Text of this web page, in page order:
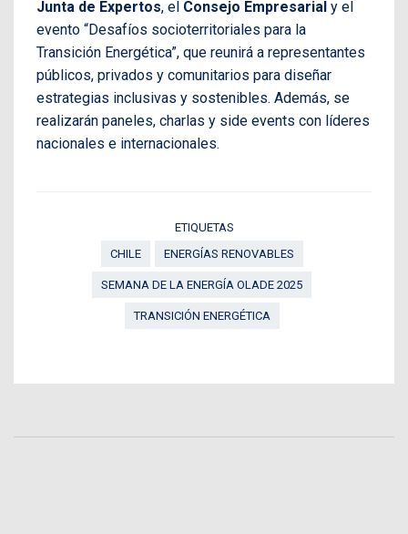
Junta de Expertos, el Consejo Empresarial y el
evento “Desafíos socioterritoriales para la
Transición Energética”, que reunirá a representantes
públicos, privados y comunitarios para diseñar
estrategias inclusivas y sostenibles. Además, se
realizarán paneles, charlas y side events con líderes
nacionales e internacionales.
ETIQUETAS
CHILE
ENERGÍAS RENOVABLES
SEMANA DE LA ENERGÍA OLADE 2025
TRANSICIÓN ENERGÉTICA